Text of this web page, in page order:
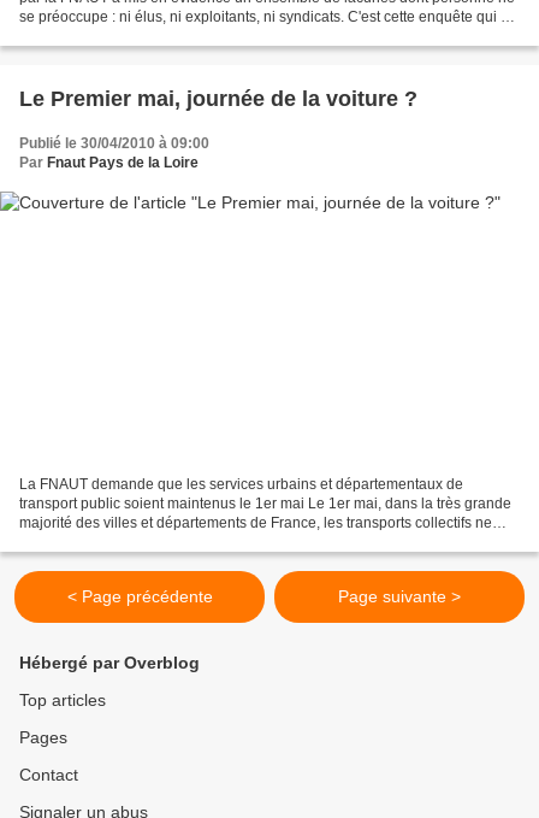
se préoccupe : ni élus, ni exploitants, ni syndicats. C'est cette enquête qui a
Le Premier mai, journée de la voiture ?
Publié le 30/04/2010 à 09:00
Par Fnaut Pays de la Loire
La FNAUT demande que les services urbains et départementaux de
transport public soient maintenus le 1er mai Le 1er mai, dans la très grande
majorité des villes et départements de France, les transports collectifs ne
< Page précédente Page suivante >
Hébergé par Overblog
Top articles
Pages
Contact
Signaler un abus